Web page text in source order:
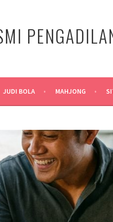
JUDI BOLA MAHJONG